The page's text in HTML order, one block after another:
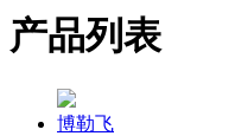
产品列表
博勒飞